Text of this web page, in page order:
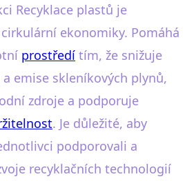
Recyklace plastů je
ekonomiky. Pomáhá
prostředí tím, že snižuje
emise skleníkových plynů,
zdroje a podporuje
. Je důležité, aby
podporovali a
recyklačních technologií